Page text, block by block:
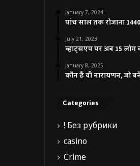
January 7, 2024
पांच साल तक रोजाना
July 21, 2023
व्हाट्सएप पर अब 15
January 8, 2025
कौन हैं वी नारायणन, जो
Categories
! Без рубрики
casino
Crime